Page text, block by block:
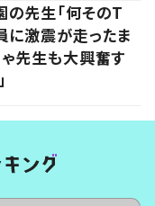
先生「何そのT
に激震が走ったま
先生も大興奮す